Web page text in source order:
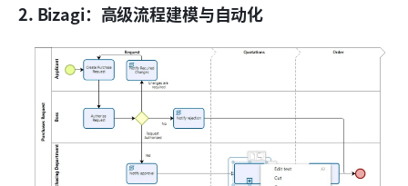
2. Bizagi：高级流程建模与自动化